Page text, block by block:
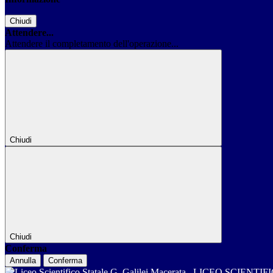
Chiudi
Attendere...
Attendere il completamento dell'operazione...
Chiudi
Chiudi
Conferma
Annulla Conferma